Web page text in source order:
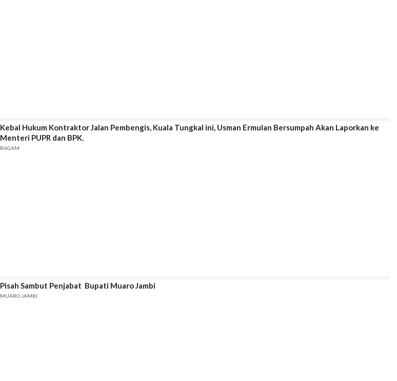
Kebal Hukum Kontraktor Jalan Pembengis, Kuala Tungkal ini, Usman Ermulan Bersumpah Akan Laporkan ke
Menteri PUPR dan BPK.
RAGAM
Pisah Sambut Penjabat Bupati Muaro Jambi
MUARO JAMBI